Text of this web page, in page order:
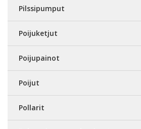
Pilssipumput
Poijuketjut
Poijupainot
Poijut
Pollarit